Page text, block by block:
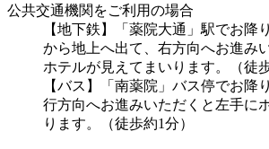
公共交通機関をご利用の場合
【地下鉄】「薬院大通」駅でお降
から地上へ出て、右方向へお進み
ホテルが見えてまいります。（徒
【バス】「南薬院」バス停でお降
行方向へお進みいただくと左手に
ります。（徒歩約1分）